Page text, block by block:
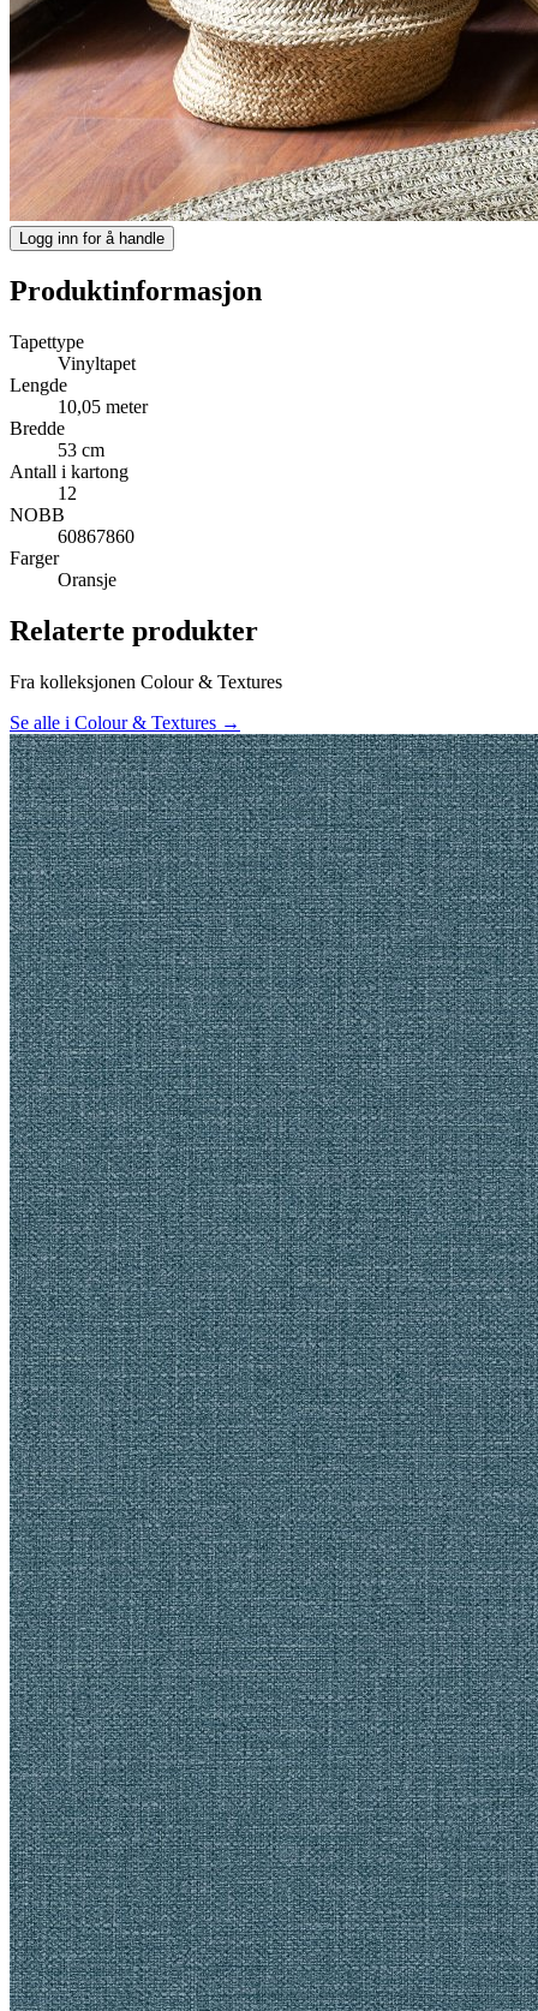
Logg inn for å handle
Produktinformasjon
Tapettype
Vinyltapet
Lengde
10,05 meter
Bredde
53 cm
Antall i kartong
12
NOBB
60867860
Farger
Oransje
Relaterte produkter
Fra kolleksjonen Colour & Textures
Se alle i Colour & Textures →